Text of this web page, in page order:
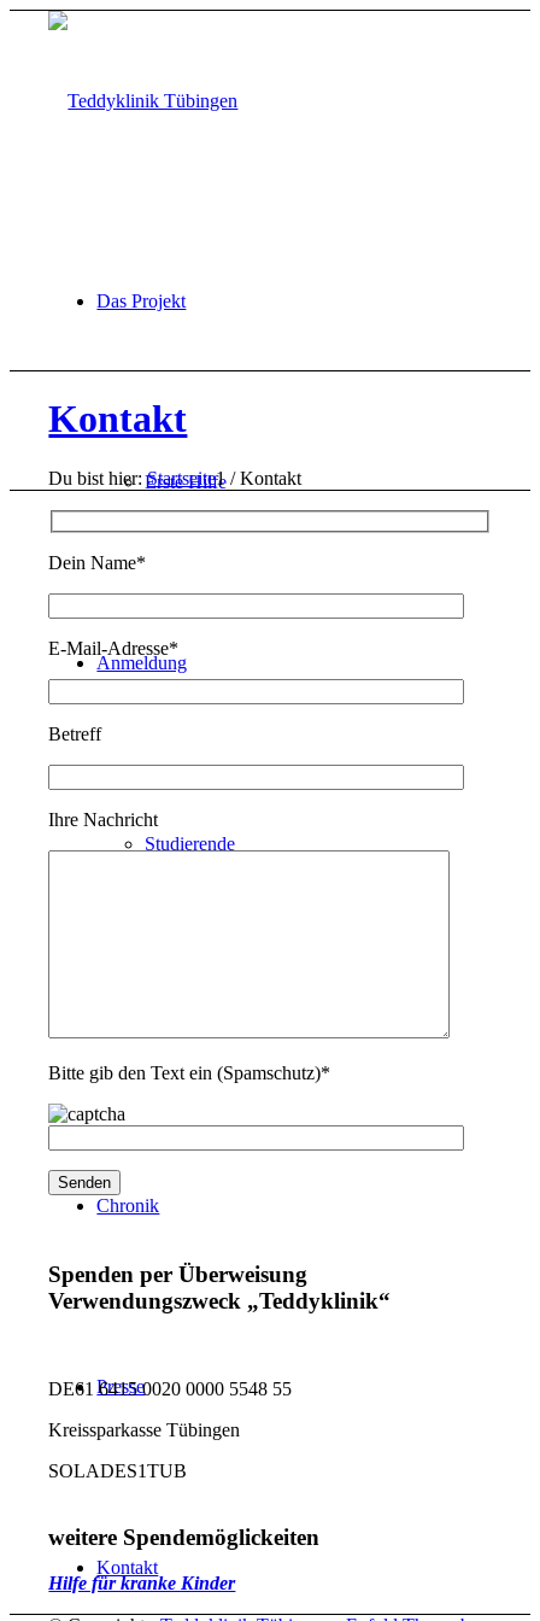
Das Projekt
Erste Hilfe
Anmeldung
Studierende
Chronik
Presse
Kontakt
Kontakt
Du bist hier: Startseite1 / Kontakt
Dein Name*
E-Mail-Adresse*
Betreff
Ihre Nachricht
Bitte gib den Text ein (Spamschutz)*
Spenden per Überweisung
Verwendungszweck „Teddyklinik“
DE61 6415 0020 0000 5548 55
Kreissparkasse Tübingen
SOLADES1TUB
weitere Spendemöglickeiten
Hilfe für kranke Kinder